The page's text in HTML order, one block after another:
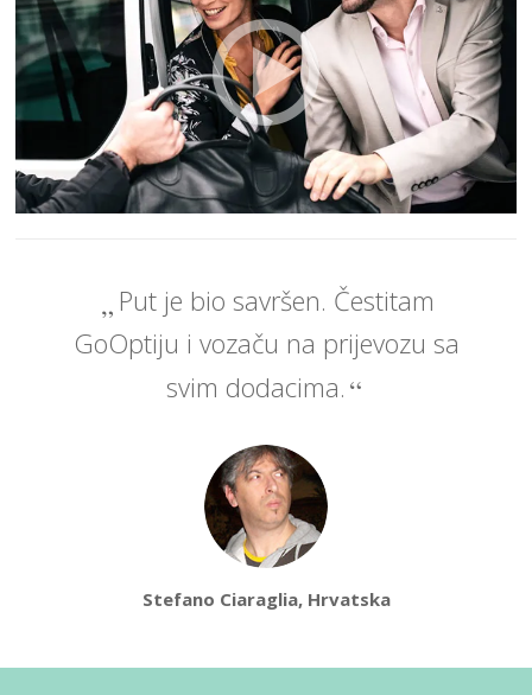
Put je bio savršen. Čestitam
GoOptiju i vozaču na prijevozu sa
svim dodacima.
Stefano Ciaraglia, Hrvatska